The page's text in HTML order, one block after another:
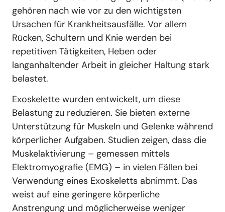
gehören nach wie vor zu den wichtigsten
Ursachen für Krankheitsausfälle. Vor allem
Rücken, Schultern und Knie werden bei
repetitiven Tätigkeiten, Heben oder
langanhaltender Arbeit in gleicher Haltung stark
belastet.
Exoskelette wurden entwickelt, um diese
Belastung zu reduzieren. Sie bieten externe
Unterstützung für Muskeln und Gelenke während
körperlicher Aufgaben. Studien zeigen, dass die
Muskelaktivierung – gemessen mittels
Elektromyografie (EMG) – in vielen Fällen bei
Verwendung eines Exoskeletts abnimmt. Das
weist auf eine geringere körperliche
Anstrengung und möglicherweise weniger